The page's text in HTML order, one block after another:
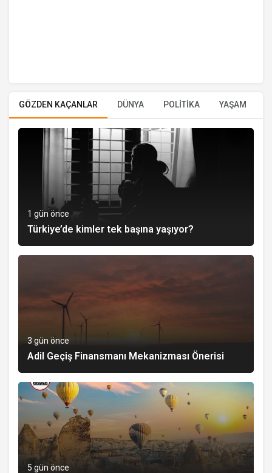
GÖZDEN KAÇANLAR DÜNYA POLİTİKA YAŞAM
1 gün önce
Türkiye’de kimler tek başına yaşıyor?
3 gün önce
Adil Geçiş Finansmanı Mekanizması Önerisi
5 gün önce